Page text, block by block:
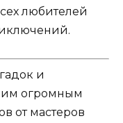
любителей
и
огромным
от мастеров